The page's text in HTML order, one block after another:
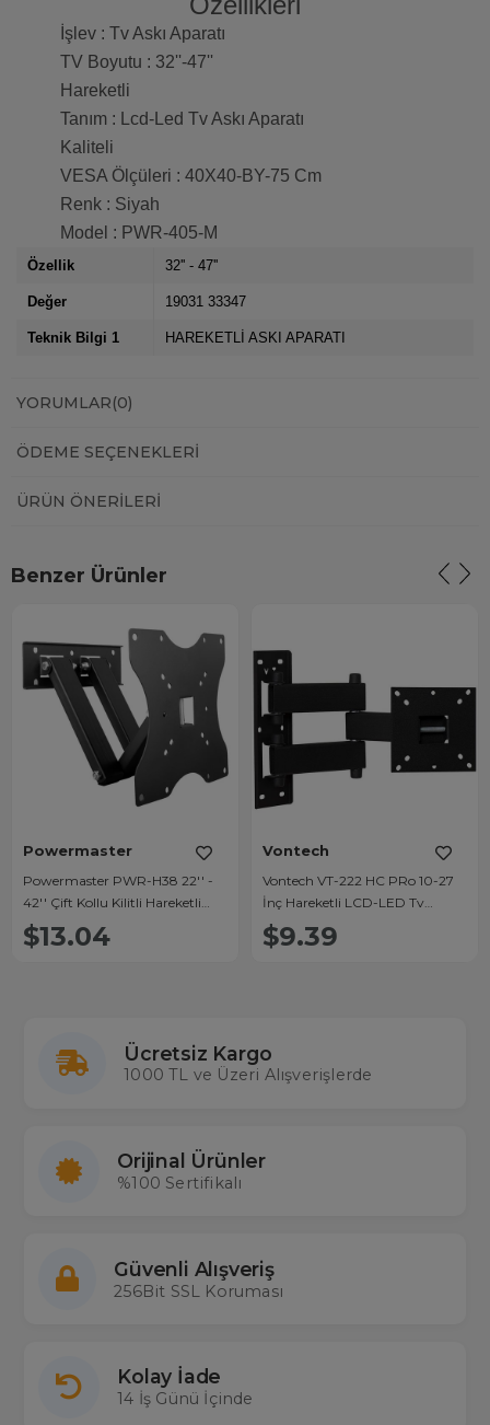
İşlev : Tv Askı Aparatı
TV Boyutu : 32''-47''
Hareketli
Tanım : Lcd-Led Tv Askı Aparatı
Kaliteli
VESA Ölçüleri : 40X40-BY-75 Cm
Renk : Siyah
Model : PWR-405-M
Özellik 32'' - 47''
Değer 19031 33347
Teknik Bilgi 1 HAREKETLİ ASKI APARATI
YORUMLAR(0)
ÖDEME SEÇENEKLERI
ÜRÜN ÖNERILERI
Benzer Ürünler
Powermaster
Powermaster PWR-H38 22'' -
42'' Çift Kollu Kilitli Hareketli
Duvar Askı Aparatı
$13.04
Vontech
Vontech VT-222 HC PRo 10-27
İnç Hareketli LCD-LED Tv
Duvar Askı Aparatı
$9.39
Ücretsiz Kargo
1000 TL ve Üzeri Alışverişlerde
Orijinal Ürünler
%100 Sertifikalı
Güvenli Alışveriş
256Bit SSL Koruması
Kolay İade
14 İş Günü İçinde